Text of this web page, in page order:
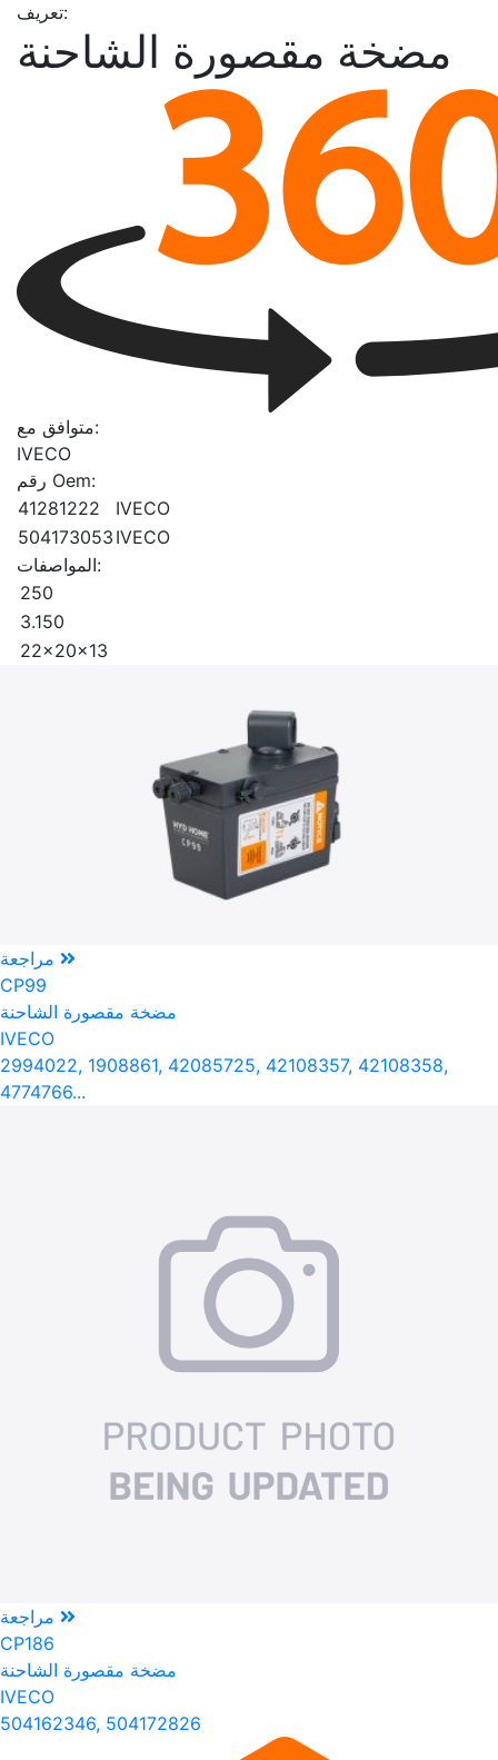
تعريف:
مضخة مقصورة الشاحنة
متوافق مع:
IVECO
رقم Oem:
41281222
IVECO
504173053 IVECO
المواصفات:
250
3.150
22x20x13
مراجعة
CP99
مضخة مقصورة الشاحنة
IVECO
2994022, 1908861, 42085725, 42108357, 42108358,
4774766...
مراجعة
CP186
مضخة مقصورة الشاحنة
IVECO
504162346, 504172826